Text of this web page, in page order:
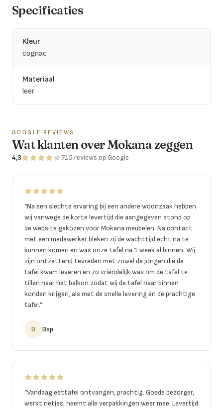
Specificaties
Kleur
cognac
Materiaal
leer
GOOGLE REVIEWS
Wat klanten over Mokana zeggen
4,3 715 reviews op Google
“Na een slechte ervaring bij een andere woonzaak hebben
wij vanwege de korte levertijd die aangegeven stond op
de website gekozen voor Mokana meubelen. Na contact
met een medewerker bleken zij de wachttijd echt na te
kunnen komen en was onze tafel na 1 week al binnen. Wij
zijn ontzettend tevreden met zowel de jongen die de
tafel kwam leveren en zo vriendelijk was om de tafel te
tillen naar het balkon zodat wij de tafel naar binnen
konden krijgen, als met de snelle levering én de prachtige
tafel.”
B Bsp
“Vandaag eettafel ontvangen, prachtig. Goede bezorger,
werkt netjes, neemt alle verpakkingen weer mee. Levertijd